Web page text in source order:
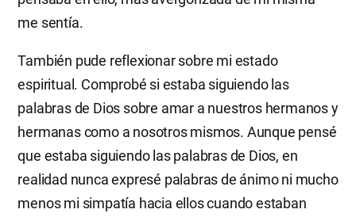
me sentía.
También pude reflexionar sobre mi estado
espiritual. Comprobé si estaba siguiendo las
palabras de Dios sobre amar a nuestros hermanos y
hermanas como a nosotros mismos. Aunque pensé
que estaba siguiendo las palabras de Dios, en
realidad nunca expresé palabras de ánimo ni mucho
menos mi simpatía hacia ellos cuando estaban